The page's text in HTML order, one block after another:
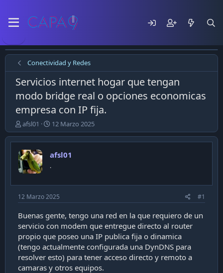
Conectividad y Redes
Servicios internet hogar que tengan
modo bridge real o opciones economicas
empresa con IP fija.
E
m
p
e
z
ó
l
t
e
m
afsl01
F
e
c
a
p
u
b
l
c
a
c
i
ó
12 Marzo 2025
afsl01
.
12 Marzo 2025 #1
Buenas gente, tengo una red en la que requiero de un
servicio con modem que entregue directo al router
propio que poseo una IP publica fija o dinamica
(tengo actualmente configurada una DynDNS para
resolver esto) para tener acceso directo y remoto a
camaras y otros equipos.